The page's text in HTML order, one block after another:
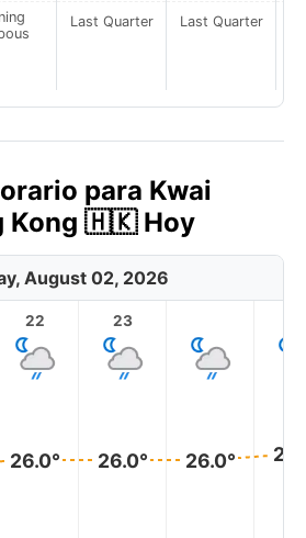
Last Quarter Last Quarter
para Kwai
Kong 🇭🇰 Hoy
August 02, 2026
22
26.0°
23
26.0° 26.0°